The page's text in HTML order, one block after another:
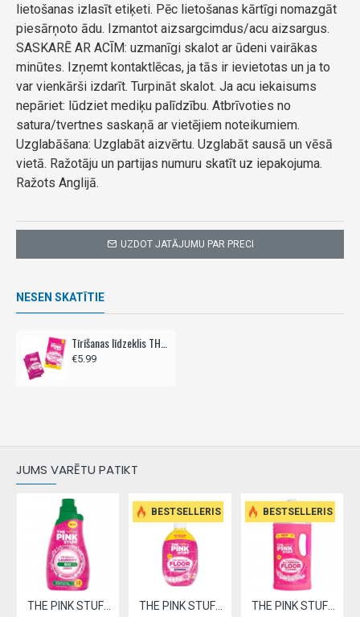
UZDOT JATĀJUMU PAR PRECI
lietošanas izlasīt etiķeti. Pēc lietošanas kārtīgi nomazgāt
piesārņoto ādu. Izmantot aizsargcimdus/acu aizsargus.
SASKARĒ AR ACĪM: uzmanīgi skalot ar ūdeni vairākas
minūtes. Izņemt kontaktlēcas, ja tās ir ievietotas un ja to
var vienkārši izdarīt. Turpināt skalot. Ja acu iekaisums
nepāriet: lūdziet mediķu palīdzību. Atbrīvoties no
satura/tvertnes saskaņā ar vietējiem noteikumiem.
Uzglabāšana: Uzglabāt aizvērtu. Uzglabāt sausā un vēsā
vietā. Ražotāju un partijas numuru skatīt uz iepakojuma.
Ražots Anglijā.
NESEN SKATĪTIE
€5.99
JUMS VARĒTU PATIKT
THE PINK STUFF šķidrais veļas mazgāšanas līdzeklis BIO 960ml
BESTSELLERIS
THE PINK STUFF Tīrīšanas līdzeklis grīdām 750ml - izspiežams
BESTSELLERIS
THE PINK STUFF universāls tīrīšanas līdzeklis grīdām 1L